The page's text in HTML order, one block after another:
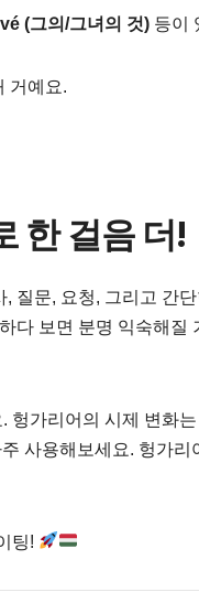
(그의/그녀의 것) 등이
거예요.
한 걸음 더!
질문, 요청, 그리고 간
다 보면 분명 익숙해질
헝가리어의 시제 변화
사용해보세요. 헝가
팅!